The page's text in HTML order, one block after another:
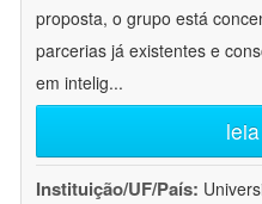
proposta, o grupo está
parcerias já existentes e
em intelig...
Instituição/UF/País: